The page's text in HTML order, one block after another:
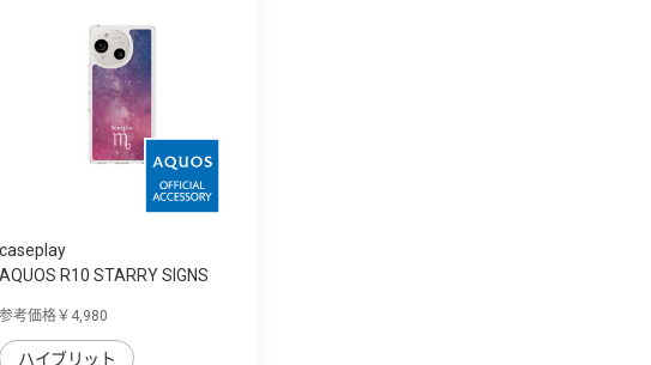
caseplay
AQUOS R10 STARRY SIGNS
参考価格￥4,980
ハイブリット